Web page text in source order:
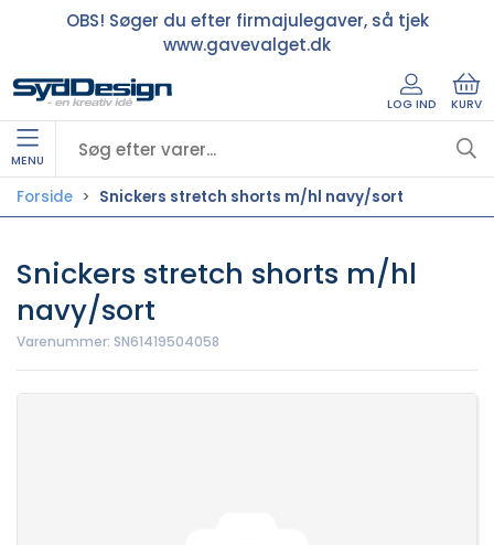
OBS! Søger du efter firmajulegaver, så tjek
www.gavevalget.dk
LOG IND KURV
MENU
Forside Snickers stretch shorts m/hl navy/sort
Snickers stretch shorts m/hl
navy/sort
Varenummer: SN61419504058